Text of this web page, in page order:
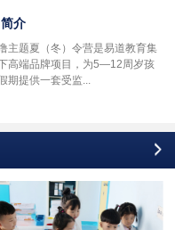
介
主题夏（冬）令营是易道教育集
高端品牌项目，为5—12周岁孩
期提供一套受监...